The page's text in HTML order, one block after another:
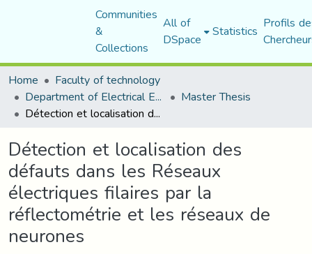
Communities
&
Collections
All of
DSpace Statistics Profils
Home
Faculty of technology
Department of Electrical Engineering Master Thesis
Détection et localisation des défauts dans les Réseaux électriques filaires par la réflectométrie et les réseaux de neurones
Détection et localisation des
défauts dans les Réseaux
électriques filaires par la
réflectométrie et les réseaux de
neurones